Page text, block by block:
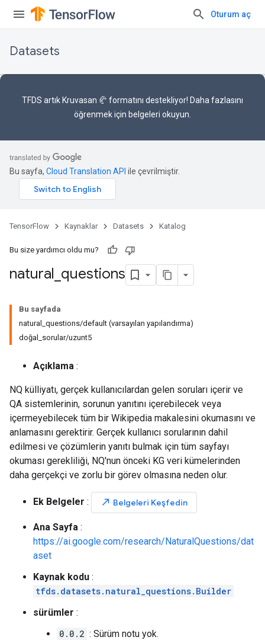
Oturum aç
Datasets
TFDS artık Kruvasan 🥐 formatını destekliyor! Daha fazlasını
öğrenmek için belgeleri okuyun.
Bu sayfa, Cloud Translation API ile çevrilmiştir.
TensorFlow Kaynaklar Datasets Katalog
Bu size yardımcı oldu mu?
natural questions
Bu sayfada
natural_questions/default (varsayılan yapılandırma)
doğal_sorular/uzunt5
Açıklama :
NQ külliyatı, gerçek kullanıcılardan gelen soruları içerir ve
QA sistemlerinin, sorunun yanıtını içerebilecek veya
içermeyebilecek tüm bir Wikipedia makalesini okumasını ve
anlamasını gerektirir. Gerçek kullanıcı sorularının dahil
edilmesi ve çözümlerin yanıtı bulmak için tüm sayfayı
okuması gerekliliği, NQ'nun önceki KG veri kümelerinden
daha gerçekçi ve zorlu bir görev olmasına neden olur.
Ek Belgeler : north_east Belgeleri Keşfedin
Ana Sayfa :
https://ai.google.com/research/NaturalQuestions/dat
aset
Kaynak kodu :
tfds.datasets.natural_questions.Builder
sürümler :
0.0.2 : Sürüm notu yok.